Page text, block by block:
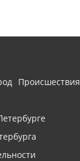
Происшествия